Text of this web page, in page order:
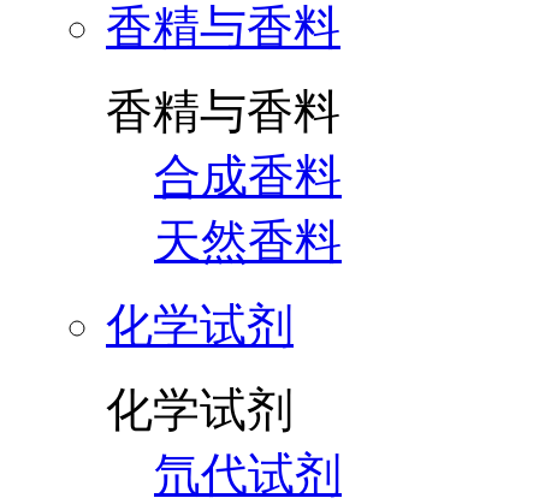
香精与香料
香精与香料
合成香料
天然香料
化学试剂
化学试剂
氘代试剂